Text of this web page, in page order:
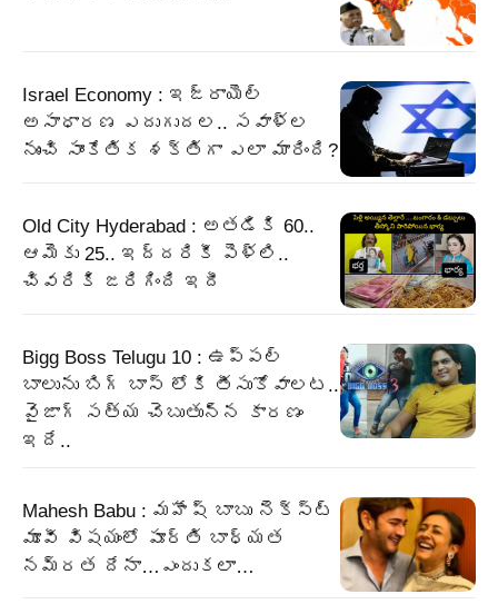
Israel Economy : ఇజ్రాయెల్‌
అసాధారణ ఎదుగుదల.. సవాళ్ల
నుంచి సాంకేతిక శక్తిగా ఎలా మారింది?
Old City Hyderabad : అతడికి 60..
ఆమెకు 25.. ఇద్దరికీ పెళ్లి..
చివరికి జరిగింది ఇదీ
Bigg Boss Telugu 10 : ఉప్పల్
బాలును బిగ్ బాస్ లోకి తీసుకోవాలట..
వైజాగ్ సత్య చెబుతున్న కారణం
ఇదే..
Mahesh Babu : మహేష్ బాబు నెక్స్ట్
మూవీ విషయంలో పూర్తి బాధ్యత
నమ్రత దేనా…ఎందుకలా…